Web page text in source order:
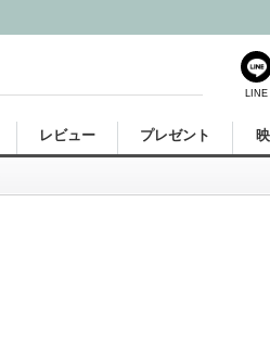
レビュー プレゼント
LINE